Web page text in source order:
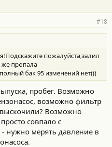
#18
пожалуйста,залил
же пропала
бак 95 изменений нет(((
пробег. Возможно
возможно фильтр
Возможно
совпало с
нужно мерять давление в